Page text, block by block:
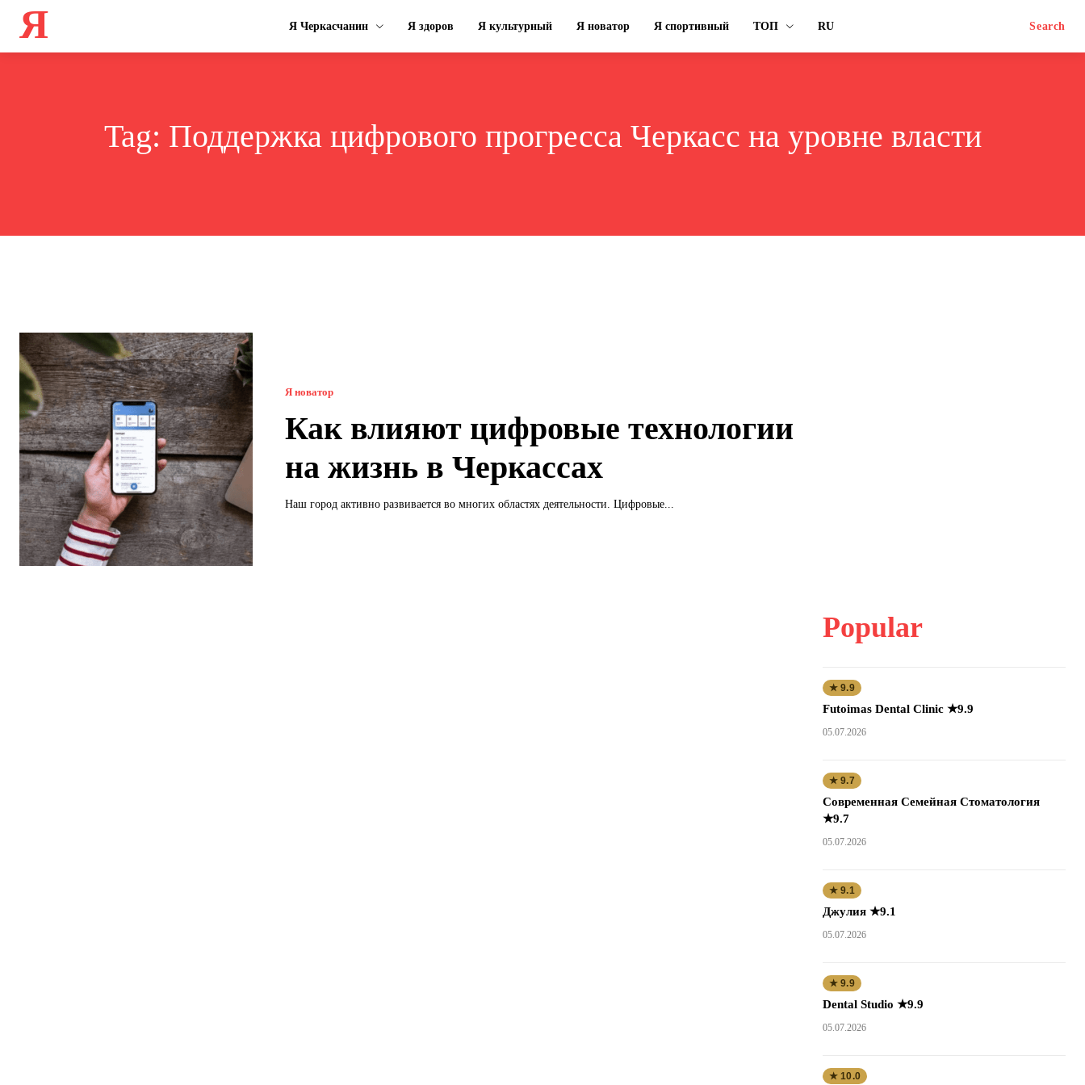
Я Я Черкасчанин Я здоров Я культурный Я новатор Я спортивный ТОП RU Search
Tag: Поддержка цифрового прогресса Черкасс на уровне власти
Я новатор
Как влияют цифровые технологии
на жизнь в Черкассах
Наш город активно развивается во многих областях деятельности. Цифровые...
Popular
★ 9.9
Futoimas Dental Clinic ★9.9
05.07.2026
★ 9.7
Современная Семейная Стоматология
★9.7
05.07.2026
★ 9.1
Джулия ★9.1
05.07.2026
★ 9.9
Dental Studio ★9.9
05.07.2026
★ 10.0